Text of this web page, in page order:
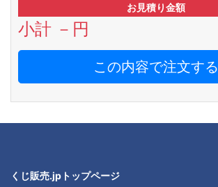
お見積り金額
小計 － 円
この内容で注文する
くじ販売.jpトップページ